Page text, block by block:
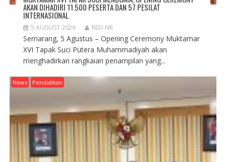
AKAN DIHADIRI 11.500 PESERTA DAN 57 PESILAT
INTERNASIONAL
5 AUGUST 2026 RED-NR
Semarang, 5 Agustus – Opening Ceremony Muktamar
XVI Tapak Suci Putera Muhammadiyah akan
menghadirkan rangkaian penampilan yang...
News Pendidikan